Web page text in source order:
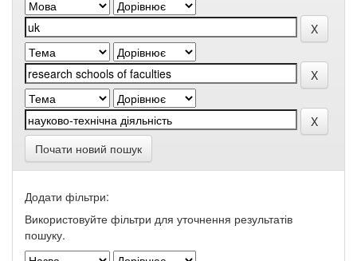
Почати новий пошук
Додати фільтри:
Використовуйте фільтри для уточнення результатів
пошуку.